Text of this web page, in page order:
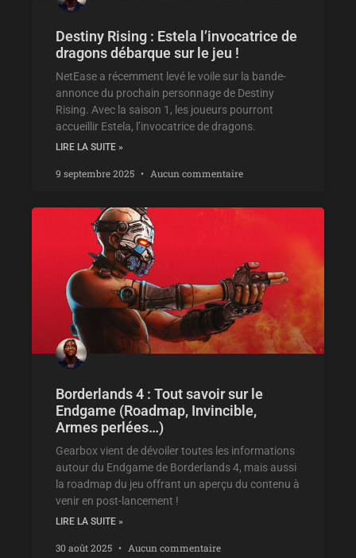
Destiny Rising : Estela l’invocatrice de
dragons débarque sur le jeu !
NetEase a récemment levé le voile sur la bande-
annonce du prochain personnage de Destiny
Rising. Avec la saison 1, les joueurs pourront
accueillir Estela, l’invocatrice de dragons.
LIRE LA SUITE »
9 septembre 2025 Aucun commentaire
Borderlands 4 : Tout savoir sur le
Endgame (Roadmap, Invincible,
Armes perlées…)
Gearbox vient de dévoiler toutes les informations
autour du Endgame de Borderlands 4, mais aussi
la roadmap du jeu offrant un aperçu du contenu à
venir en post-lancement !
LIRE LA SUITE »
30 août 2025 Aucun commentaire